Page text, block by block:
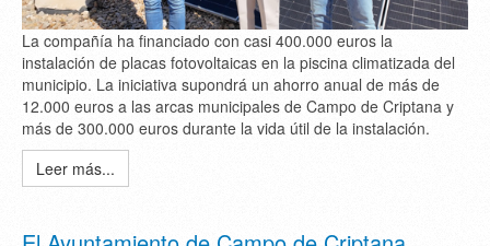
La compañía ha financiado con casi 400.000 euros la
instalación de placas fotovoltaicas en la piscina climatizada del
municipio. La iniciativa supondrá un ahorro anual de más de
12.000 euros a las arcas municipales de Campo de Criptana y
más de 300.000 euros durante la vida útil de la instalación.
Leer más...